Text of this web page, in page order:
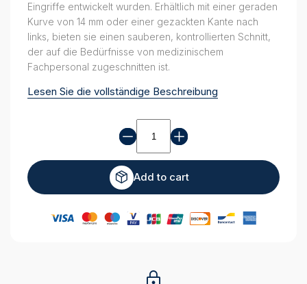
Eingriffe entwickelt wurden. Erhältlich mit einer geraden
Kurve von 14 mm oder einer gezackten Kante nach
links, bieten sie einen sauberen, kontrollierten Schnitt,
der auf die Bedürfnisse von medizinischem
Fachpersonal zugeschnitten ist.
Lesen Sie die vollständige Beschreibung
Nasenschere
quantity
Add to cart